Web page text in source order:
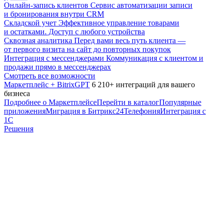
Онлайн-запись клиентов Сервис автоматизации записи
и бронирования внутри CRM
Складской учет Эффективное управление товарами
и остатками. Доступ с любого устройства
Сквозная аналитика Перед вами весь путь клиента —
от первого визита на сайт до повторных покупок
Интеграция с мессенджерами Коммуникация с клиентом и
продажи прямо в мессенджерах
Смотреть все возможности
Маркетплейс + BitrixGPT 6 210+ интеграций для вашего
бизнеса
Подробнее о МаркетплейсеПерейти в каталогПопулярные
приложенияМиграция в Битрикс24ТелефонияИнтеграция с
1С
Решения